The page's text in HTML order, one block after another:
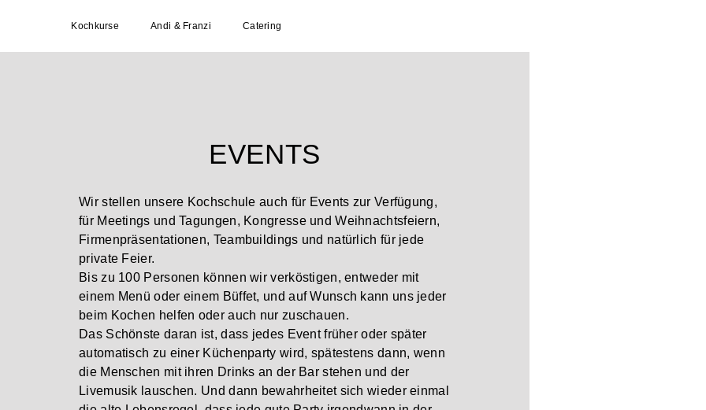
Kochkurse Andi & Franzi Catering
EVENTS
Wir stellen unsere Kochschule auch für Events zur Verfügung,
für Meetings und Tagungen, Kongresse und Weihnachtsfeiern,
Firmenpräsentationen, Teambuildings und natürlich für jede
private Feier.
Bis zu 100 Personen können wir verköstigen, entweder mit
einem Menü oder einem Büffet, und auf Wunsch kann uns jeder
beim Kochen helfen oder auch nur zuschauen.
Das Schönste daran ist, dass jedes Event früher oder später
automatisch zu einer Küchenparty wird, spätestens dann, wenn
die Menschen mit ihren Drinks an der Bar stehen und der
Livemusik lauschen. Und dann bewahrheitet sich wieder einmal